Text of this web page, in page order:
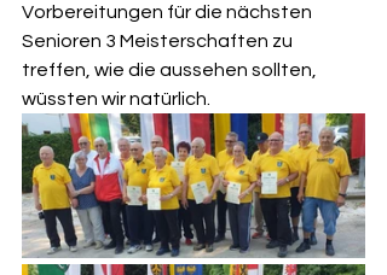
Vorbereitungen für die nächsten
Senioren 3 Meisterschaften zu
treffen, wie die aussehen sollten,
wüssten wir natürlich.